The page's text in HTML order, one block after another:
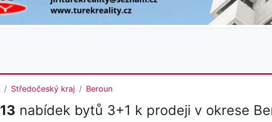
Středočeský kraj Beroun
13 nabídek bytů 3+1 k prodeji v okrese